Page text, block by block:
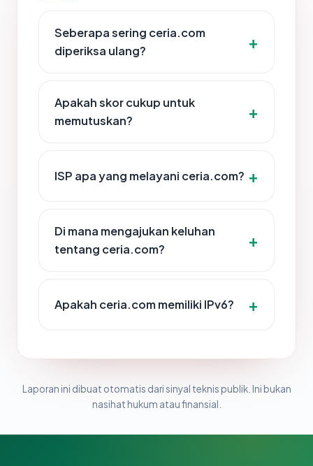
Seberapa sering ceria.com
diperiksa ulang?
Apakah skor cukup untuk
memutuskan?
ISP apa yang melayani ceria.com?
Di mana mengajukan keluhan
tentang ceria.com?
Apakah ceria.com memiliki IPv6?
Laporan ini dibuat otomatis dari sinyal teknis publik. Ini bukan
nasihat hukum atau finansial.